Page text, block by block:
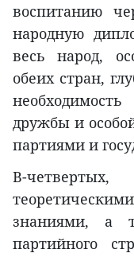
воспитанию
народную
весь народ,
обеих стран,
дружбы и
партиями и
В-
знаниями, а
партийного